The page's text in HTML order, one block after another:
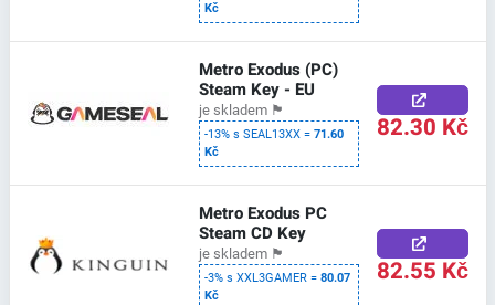
Kč
Metro Exodus (PC)
Steam Key - EU
je skladem 🏴
-13% s SEAL13XX =71.60
Kč
82.30 Kč
Metro Exodus PC
Steam CD Key
je skladem 🏴
-3% s XXL3GAMER =80.07
Kč
82.55 Kč